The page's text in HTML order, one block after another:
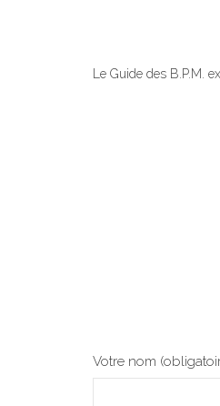
Le Guide des B.P.M.
Votre nom